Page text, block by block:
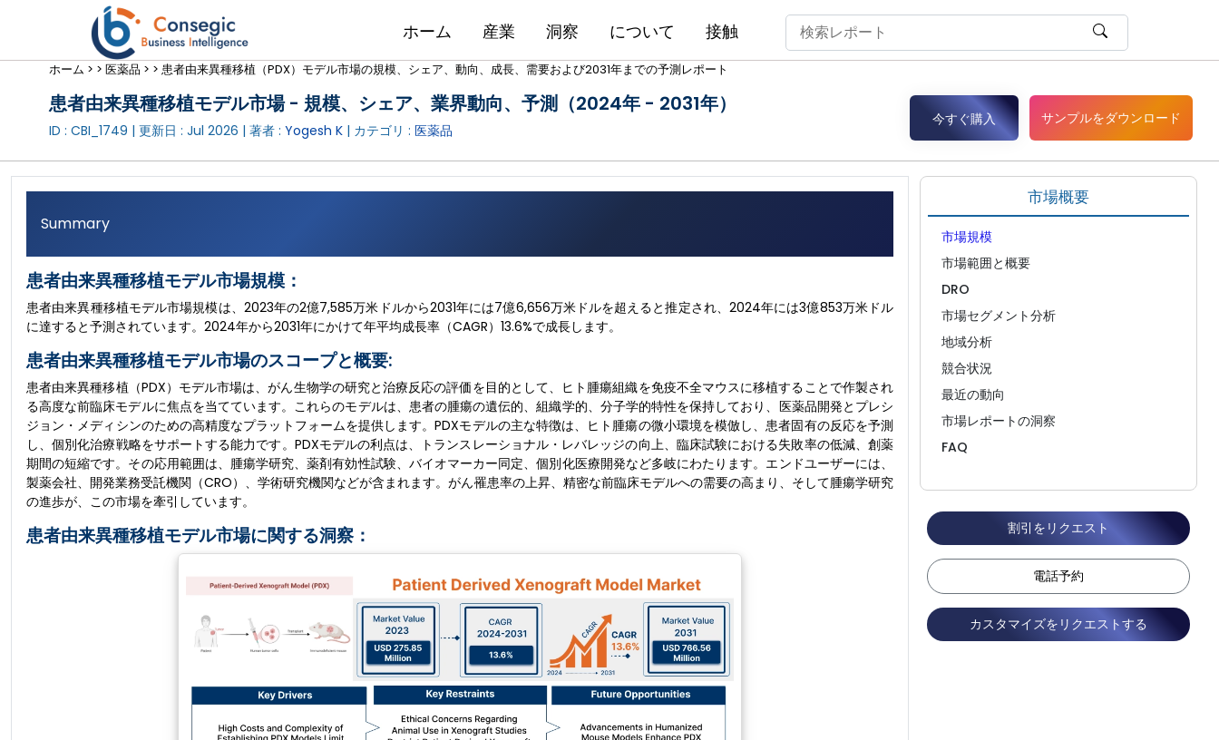
ホーム 産業 洞察 について 接触
ホーム > > 医薬品 > > 患者由来異種移植（PDX）モデル市場の規模、シェア、動向、成長、需要および2031年までの予測レポート
患者由来異種移植モデル市場 - 規模、シェア、業界動向、予測（2024年 - 2031年）
ID : CBI_1749 | 更新日 : Jul 2026 | 著者 : Yogesh K| カテゴリ : 医薬品
今すぐ購入 サンプルをダウンロード
Summary
患者由来異種移植モデル市場規模：
患者由来異種移植モデル市場規模は、2023年の2億7,585万米ドルから2031年には7億6,656万米ドルを超えると推定され、2024年には3億853万米ドル
に達すると予測されています。2024年から2031年にかけて年平均成長率（CAGR）13.6%で成長します。
患者由来異種移植モデル市場のスコープと概要:
患者由来異種移植（PDX）モデル市場は、がん生物学の研究と治療反応の評価を目的として、ヒト腫瘍組織を免疫不全マウスに移植することで作製され
る高度な前臨床モデルに焦点を当てています。これらのモデルは、患者の腫瘍の遺伝的、組織学的、分子学的特性を保持しており、医薬品開発とプレシ
ジョン・メディシンのための高精度なプラットフォームを提供します。PDXモデルの主な特徴は、ヒト腫瘍の微小環境を模倣し、患者固有の反応を予測
し、個別化治療戦略をサポートする能力です。PDXモデルの利点は、トランスレーショナル・レバレッジの向上、臨床試験における失敗率の低減、創薬
期間の短縮です。その応用範囲は、腫瘍学研究、薬剤有効性試験、バイオマーカー同定、個別化医療開発など多岐にわたります。エンドユーザーには、
製薬会社、開発業務受託機関（CRO）、学術研究機関などが含まれます。がん罹患率の上昇、精密な前臨床モデルへの需要の高まり、そして腫瘍学研究
の進歩が、この市場を牽引しています。
患者由来異種移植モデル市場に関する洞察：
市場概要
市場規模
市場範囲と概要
DRO
市場セグメント分析
地域分析
競合状況
最近の動向
市場レポートの洞察
FAQ
割引をリクエスト
電話予約
カスタマイズをリクエストする